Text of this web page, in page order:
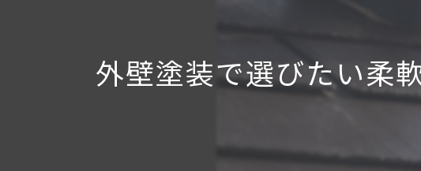
外壁塗装で選びたい柔